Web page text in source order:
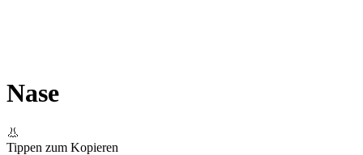
Nase
👃
Tippen zum Kopieren